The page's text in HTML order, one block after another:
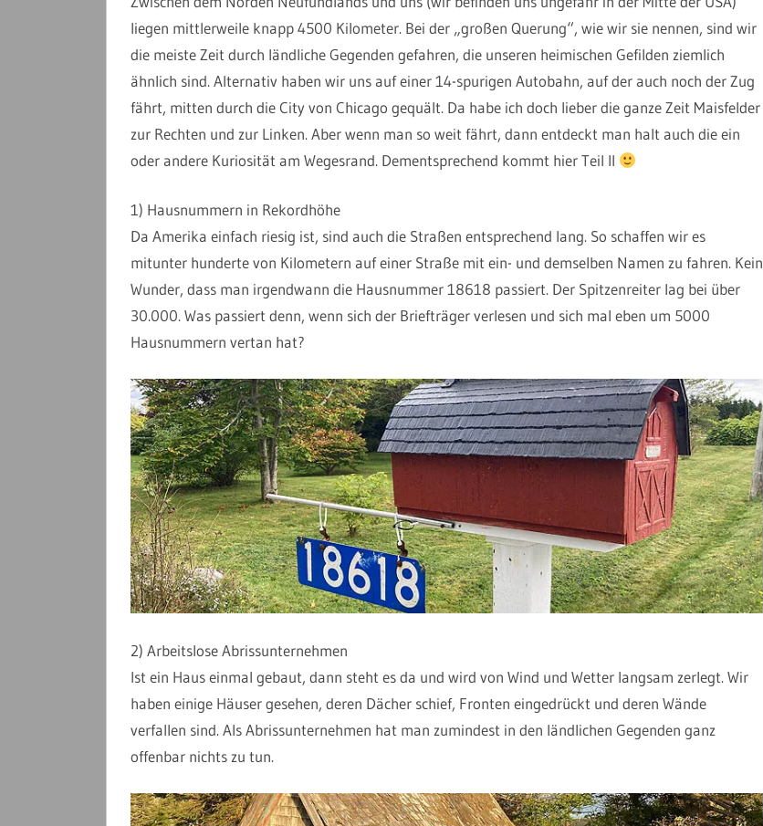
liegen mittlerweile knapp 4500 Kilometer. Bei der „großen Querung“, wie wir sie nennen, sind wir
die meiste Zeit durch ländliche Gegenden gefahren, die unseren heimischen Gefilden ziemlich
ähnlich sind. Alternativ haben wir uns auf einer 14-spurigen Autobahn, auf der auch noch der Zug
fährt, mitten durch die City von Chicago gequält. Da habe ich doch lieber die ganze Zeit Maisfelder
zur Rechten und zur Linken. Aber wenn man so weit fährt, dann entdeckt man halt auch die ein
oder andere Kuriosität am Wegesrand. Dementsprechend kommt hier Teil II
1) Hausnummern in Rekordhöhe
Da Amerika einfach riesig ist, sind auch die Straßen entsprechend lang. So schaffen wir es
mitunter hunderte von Kilometern auf einer Straße mit ein- und demselben Namen zu fahren. Kein
Wunder, dass man irgendwann die Hausnummer 18618 passiert. Der Spitzenreiter lag bei über
30.000. Was passiert denn, wenn sich der Briefträger verlesen und sich mal eben um 5000
Hausnummern vertan hat?
2) Arbeitslose Abrissunternehmen
Ist ein Haus einmal gebaut, dann steht es da und wird von Wind und Wetter langsam zerlegt. Wir
haben einige Häuser gesehen, deren Dächer schief, Fronten eingedrückt und deren Wände
verfallen sind. Als Abrissunternehmen hat man zumindest in den ländlichen Gegenden ganz
offenbar nichts zu tun.